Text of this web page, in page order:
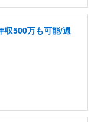
収500万も可能/週